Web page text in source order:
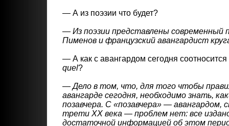
— А из поэзии что будет?
— Из поэзии представлены
Пименов и французский авангардист
— А как с авангардом сегодня соотносится
quel?
—Дело в том, что, для того чтобы
авангарде сегодня, необходимо знать,
позавчера. С «позавчера» — авангардом,
трети ХХ века — проблем нет: все
достаточной информацией об этом